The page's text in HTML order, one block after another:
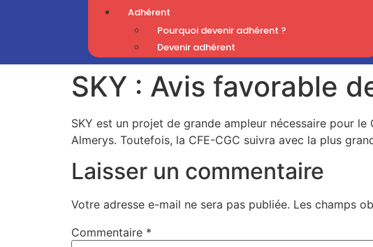
Adhérent
Pourquoi devenir adhérent ?
Devenir adhérent
SKY : Avis favorable
SKY est un projet de grande ampleur nécessaire pour
Almerys. Toutefois, la CFE-CGC suivra avec la plus
Laisser un commentaire
Votre adresse e-mail ne sera pas publiée. Les champs
Commentaire *